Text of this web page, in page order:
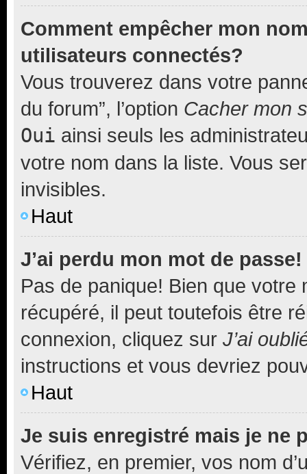
Comment empêcher mon
utilisateurs connectés?
Vous trouverez dans votre
du forum”, l’option Cacher mon
Oui ainsi seuls les
votre nom dans la liste. Vous
invisibles.
Haut
J’ai perdu mon mot de passe!
Pas de panique! Bien que
récupéré, il peut toutefois être
connexion, cliquez sur J’ai
instructions et vous devriez
Haut
Je suis enregistré mais je ne
Vérifiez, en premier, vos nom